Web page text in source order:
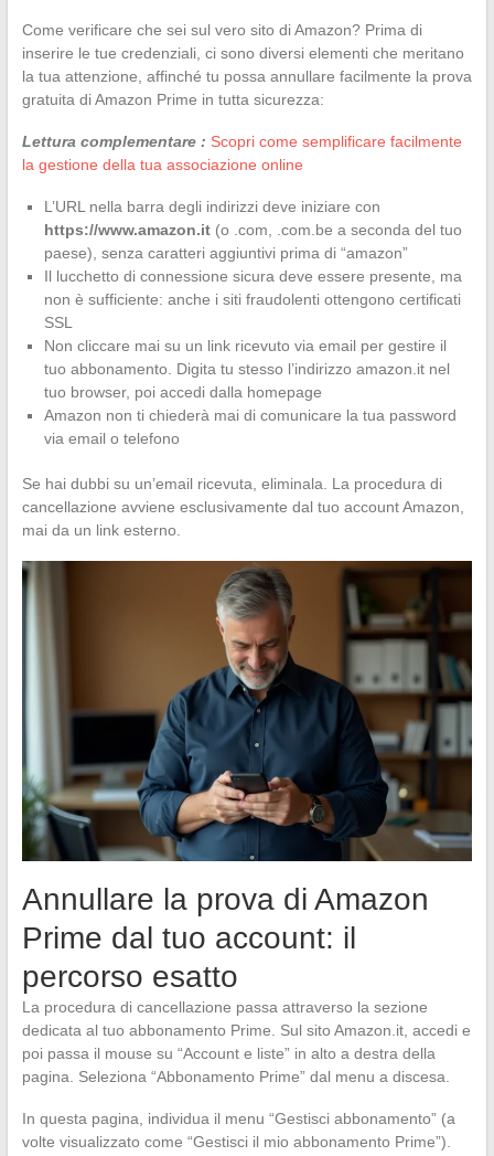
Come verificare che sei sul vero sito di Amazon? Prima di
inserire le tue credenziali, ci sono diversi elementi che meritano
la tua attenzione, affinché tu possa annullare facilmente la prova
gratuita di Amazon Prime in tutta sicurezza:
Lettura complementare : Scopri come semplificare facilmente
la gestione della tua associazione online
L’URL nella barra degli indirizzi deve iniziare con
https://www.amazon.it(o .com, .com.be a seconda del tuo
paese), senza caratteri aggiuntivi prima di “amazon”
Il lucchetto di connessione sicura deve essere presente, ma
non è sufficiente: anche i siti fraudolenti ottengono certificati
SSL
Non cliccare mai su un link ricevuto via email per gestire il
tuo abbonamento. Digita tu stesso l’indirizzo amazon.it nel
tuo browser, poi accedi dalla homepage
Amazon non ti chiederà mai di comunicare la tua password
via email o telefono
Se hai dubbi su un’email ricevuta, eliminala. La procedura di
cancellazione avviene esclusivamente dal tuo account Amazon,
mai da un link esterno.
Annullare la prova di Amazon
Prime dal tuo account: il
percorso esatto
La procedura di cancellazione passa attraverso la sezione
dedicata al tuo abbonamento Prime. Sul sito Amazon.it, accedi e
poi passa il mouse su “Account e liste” in alto a destra della
pagina. Seleziona “Abbonamento Prime” dal menu a discesa.
In questa pagina, individua il menu “Gestisci abbonamento” (a
volte visualizzato come “Gestisci il mio abbonamento Prime”).